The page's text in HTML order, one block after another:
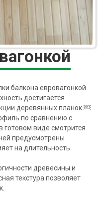
балкона евровагонкой.
достигается
деревянных планок.￼
по сравнению с
готовом виде смотрится
предусмотрены
на длительность
древесины и
текстура позволяет